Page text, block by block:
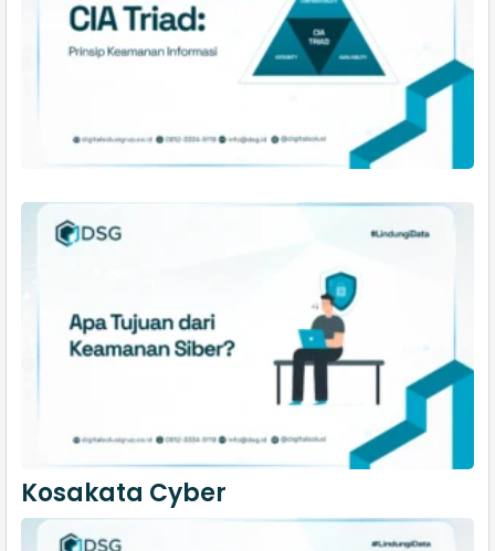
Kosakata Cyber